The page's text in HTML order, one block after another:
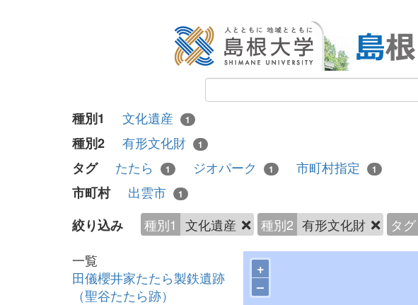
種別1 文化遺産 1
種別2 有形文化財 1
タグ たたら 1 ジオパーク 1 市町村指定 1
市町村 出雲市 1
絞り込み 種別1 文化遺産 種別2 有形文化財 タグ
一覧
田儀櫻井家たたら製鉄遺跡
（聖谷たたら跡）
+
–